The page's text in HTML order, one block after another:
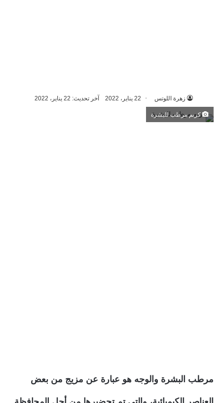
زهرة اللوتس 22 يناير، 2022 آخر تحديث: 22 يناير، 2022
كريم مرطب للبشرة
مرطب البشرة والوجه هو عبارة عن مزيج من بعض